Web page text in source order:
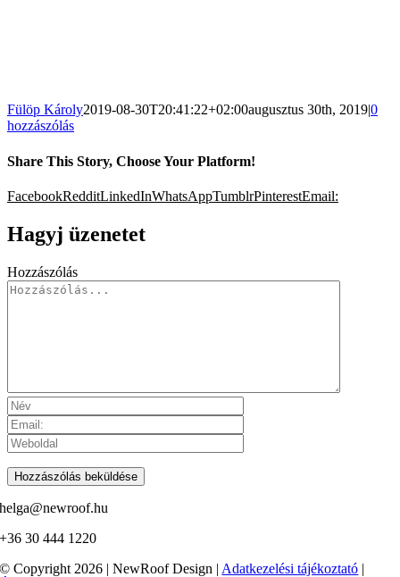
Fülöp Károly2019-08-30T20:41:22+02:00augusztus 30th, 2019|0
hozzászólás
Share This Story, Choose Your Platform!
FacebookRedditLinkedInWhatsAppTumblrPinterestEmail:
Hagyj üzenetet
Hozzászólás
helga@newroof.hu
+36 30 444 1220
© Copyright 2026 | NewRoof Design | Adatkezelési tájékoztató |